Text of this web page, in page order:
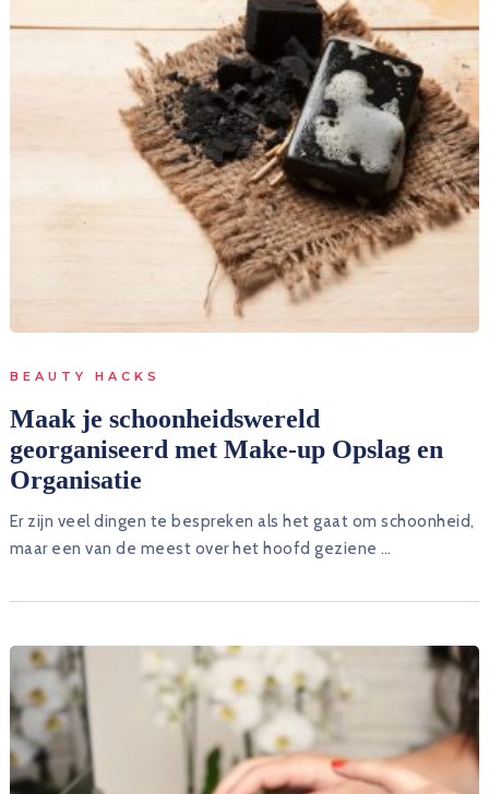
BEAUTY HACKS
Maak je schoonheidswereld
georganiseerd met Make-up Opslag en
Organisatie
Er zijn veel dingen te bespreken als het gaat om schoonheid,
maar een van de meest over het hoofd geziene …